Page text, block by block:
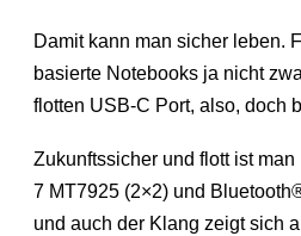
Damit kann man sicher leben.
basierte Notebooks ja nicht
flotten USB-C Port, also, doch
Zukunftssicher und flott ist
7 MT7925 (2×2) und
und auch der Klang zeigt sich